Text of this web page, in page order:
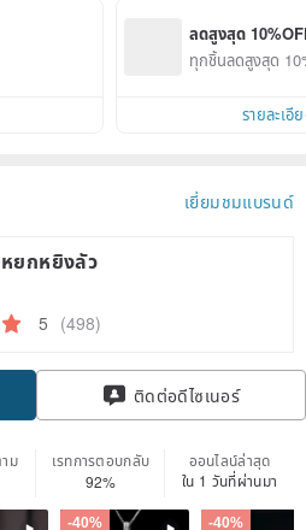
ลดสูงสุด
ทุกชิ้นลดสูงสุด
รายละเอี
เยี่ยมชมแบรนด์
หยกหยิงลัว
5 (498)
ติดต่อดีไซเนอร์
ม
เรทการตอบกลับ
92%
ออนไลน์ล่าสุด
ใน 1 วันที่ผ่านมา
-40% -40%